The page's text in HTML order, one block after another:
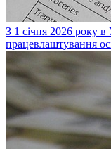
З 1 січня 2026 року в
працевлаштування